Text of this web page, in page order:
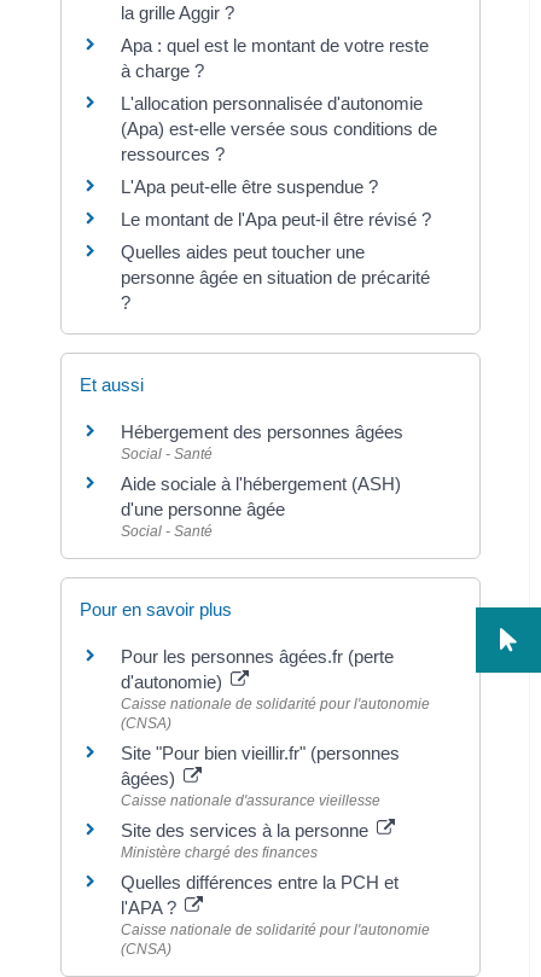
la grille Aggir ?
Apa : quel est le montant de votre reste
à charge ?
L'allocation personnalisée d'autonomie
(Apa) est-elle versée sous conditions de
ressources ?
L'Apa peut-elle être suspendue ?
Le montant de l'Apa peut-il être révisé ?
Quelles aides peut toucher une
personne âgée en situation de précarité
?
Et aussi
Hébergement des personnes âgées
Social - Santé
Aide sociale à l'hébergement (ASH)
d'une personne âgée
Social - Santé
Pour en savoir plus
Pour les personnes âgées.fr (perte
d'autonomie)
Caisse nationale de solidarité pour l'autonomie
(CNSA)
Site "Pour bien vieillir.fr" (personnes
âgées)
Caisse nationale d'assurance vieillesse
Site des services à la personne
Ministère chargé des finances
Quelles différences entre la PCH et
l'APA ?
Caisse nationale de solidarité pour l'autonomie
(CNSA)